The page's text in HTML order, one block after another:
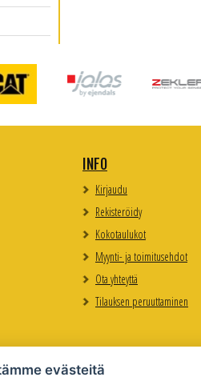
INFO
Kirjaudu
Rekisteröidy
Kokotaulukot
Myynti- ja toimitusehdot
Ota yhteyttä
Tilauksen peruuttaminen
evästeitä